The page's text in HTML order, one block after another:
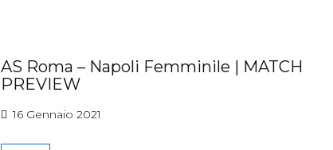
AS Roma – Napoli Femminile | MATCH
PREVIEW
16 Gennaio 2021